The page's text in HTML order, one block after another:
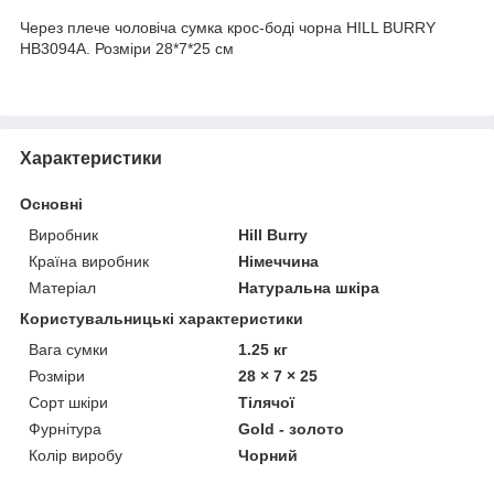
Через плече чоловіча сумка крос-боді чорна HILL BURRY
HB3094A. Розміри 28*7*25 см
Характеристики
Основні
Виробник
Hill Burry
Країна виробник
Німеччина
Матеріал
Натуральна шкіра
Користувальницькі характеристики
Вага сумки
1.25 кг
Розміри
28 × 7 × 25
Сорт шкіри
Тілячої
Фурнітура
Gold - золото
Колір виробу
Чорний